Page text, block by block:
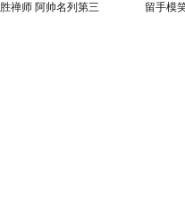
胜禅师 阿帅名列第三
留手模